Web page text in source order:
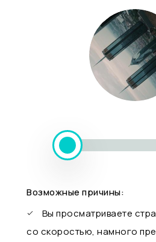
Возможные причины:
Вы просматриваете
со скоростью, намного